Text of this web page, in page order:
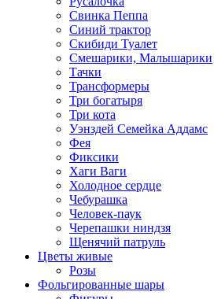
Свинка Пеппа
Синий трактор
Скибиди Туалет
Смешарики, Малышарики
Тачки
Трансформеры
Три богатыря
Три кота
Уэнздей Семейка Аддамс
Фея
Фиксики
Хаги Ваги
Холодное сердце
Чебурашка
Человек-паук
Черепашки ниндзя
Щенячий патруль
Цветы живые
Розы
Фольгированные шары